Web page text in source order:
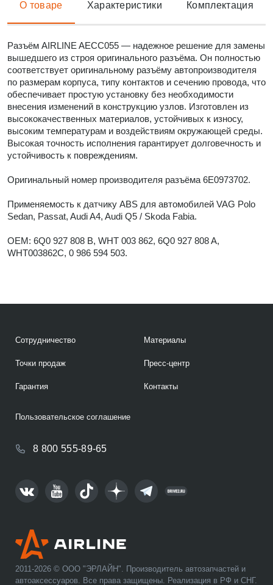
О товаре Характеристики Комплектация
Разъём AIRLINE AECC055 — надежное решение для замены
вышедшего из строя оригинального разъёма. Он полностью
соответствует оригинальному разъёму автопроизводителя
по размерам корпуса, типу контактов и сечению провода, что
обеспечивает простую установку без необходимости
внесения изменений в конструкцию узлов. Изготовлен из
высококачественных материалов, устойчивых к износу,
высоким температурам и воздействиям окружающей среды.
Высокая точность исполнения гарантирует долговечность и
устойчивость к повреждениям.
Оригинальный номер производителя разъёма 6E0973702.
Применяемость к датчику ABS для автомобилей VAG Polo
Sedan, Passat, Audi A4, Audi Q5 / Skoda Fabia.
OEM: 6Q0 927 808 B, WHT 003 862, 6Q0 927 808 A,
WHT003862C, 0 986 594 503.
2011-2026 © ООО "ЭРЛАЙН". Производитель автозапчастей и
автоаксессуаров. Все права защищены. Реализация в РФ и СНГ.
Сотрудничество
Точки продаж
Гарантия
Материалы
Пресс-центр
Контакты
8 800 555-89-65
Пользовательское соглашение